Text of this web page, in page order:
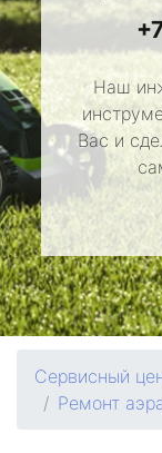
Наш
Вас и
Сервисный
Ремонт